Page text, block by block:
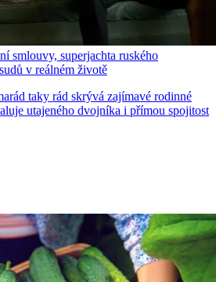
smlouvy, superjachta ruského
v reálném životě
taky rád skrývá zajímavé rodinné
utajeného dvojníka i přímou spojitost